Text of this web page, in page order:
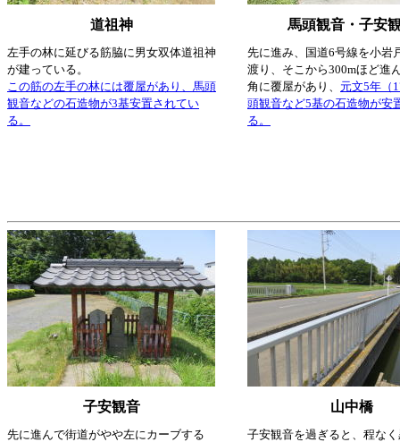
道祖神 馬頭観音・子安
左手の林に延びる筋脇に男女双体道祖神
が建っている。
この筋の左手の林には覆屋があり、馬頭
観音などの石造物が3基安置されてい
る。
先に進み、国道6号線を小岩
渡り、そこから300mほど進
角に覆屋があり、 元文5年（
頭観音など5基の石造物が安
る。
子安観音 山中橋
先に進んで街道がやや左にカーブする
子安観音を過ぎると、程な